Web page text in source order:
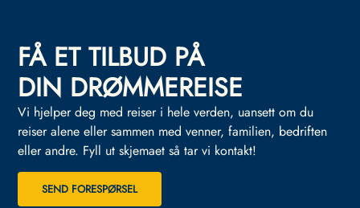
FÅ ET TILBUD PÅ
DIN DRØMMEREISE
Vi hjelper deg med reiser i hele verden, uansett om du
reiser alene eller sammen med venner, familien, bedriften
eller andre. Fyll ut skjemaet så tar vi kontakt!
SEND FORESPØRSEL